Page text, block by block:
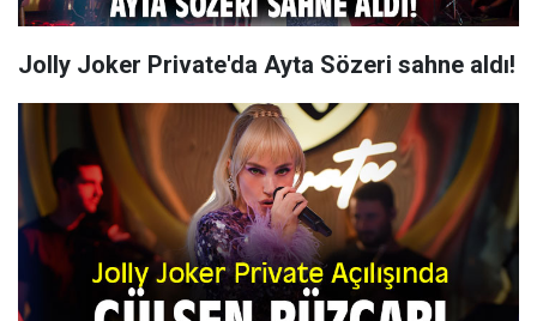
Jolly Joker Private'da Ayta Sözeri sahne aldı!